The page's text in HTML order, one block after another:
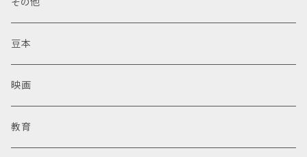
豆本
映画
教育